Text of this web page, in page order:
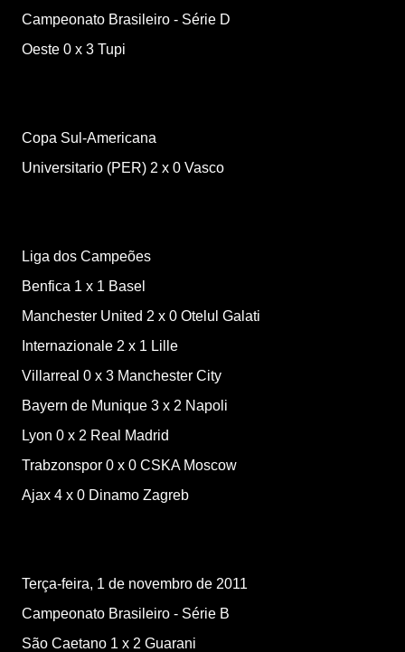
Campeonato Brasileiro - Série D
Oeste 0 x 3 Tupi
Copa Sul-Americana
Universitario (PER) 2 x 0 Vasco
Liga dos Campeões
Benfica 1 x 1 Basel
Manchester United 2 x 0 Otelul Galati
Internazionale 2 x 1 Lille
Villarreal 0 x 3 Manchester City
Bayern de Munique 3 x 2 Napoli
Lyon 0 x 2 Real Madrid
Trabzonspor 0 x 0 CSKA Moscow
Ajax 4 x 0 Dinamo Zagreb
Terça-feira, 1 de novembro de 2011
Campeonato Brasileiro - Série B
São Caetano 1 x 2 Guarani